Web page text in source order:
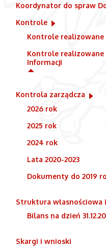
Koordynator do spraw
Kontrole
Kontrole realizowane
Kontrole realizowane
Informacji
Kontrola zarządcza
2026 rok
2025 rok
2024 rok
Lata 2020-2023
Dokumenty do 2019
Struktura własnościowa
Bilans na dzień
Skargi i wnioski